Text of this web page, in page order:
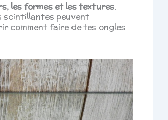
les formes et les textures.
scintillantes peuvent
comment faire de tes ongles